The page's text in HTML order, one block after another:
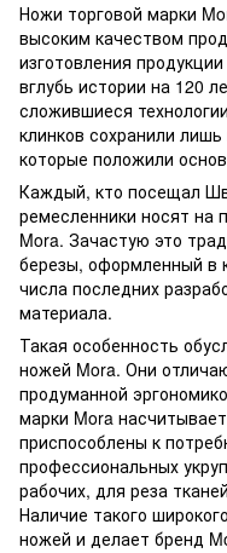
Ножи торговой марки
высоким качеством
изготовления
вглубь истории на 120
сложившиеся
клинков сохранили
которые положили
Каждый, кто посещал
ремесленники носят на
Mora. Зачастую это
березы, оформленный в
числа последних
материала.
Такая особенность
ножей Mora. Они
продуманной
марки Mora
приспособлены к
профессиональных
рабочих, для реза
Наличие такого
ножей и делает бренд